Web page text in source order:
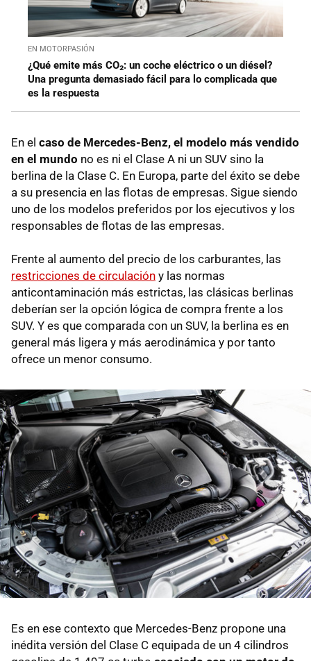
EN MOTORPASIÓN
¿Qué emite más CO₂: un coche eléctrico o un diésel?
Una pregunta demasiado fácil para lo complicada que
es la respuesta
En el caso de Mercedes-Benz, el modelo más vendido
en el mundo no es ni el Clase A ni un SUV sino la
berlina de la Clase C. En Europa, parte del éxito se debe
a su presencia en las flotas de empresas. Sigue siendo
uno de los modelos preferidos por los ejecutivos y los
responsables de flotas de las empresas.
Frente al aumento del precio de los carburantes, las
restricciones de circulación y las normas
anticontaminación más estrictas, las clásicas berlinas
deberían ser la opción lógica de compra frente a los
SUV. Y es que comparada con un SUV, la berlina es en
general más ligera y más aerodinámica y por tanto
ofrece un menor consumo.
Es en ese contexto que Mercedes-Benz propone una
inédita versión del Clase C equipada de un 4 cilindros